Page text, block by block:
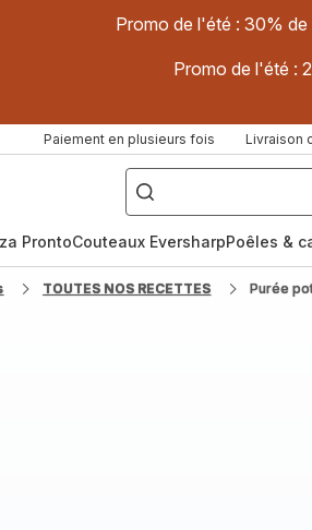
Promo de l'été : 30%
Promo de l'été :
Paiement en plusieurs fois Livraison
["Poêles
inox,
Cake
Factory,
ProntoCouteaux EversharpPoêles &
TOUTES NOS RECETTES Purée